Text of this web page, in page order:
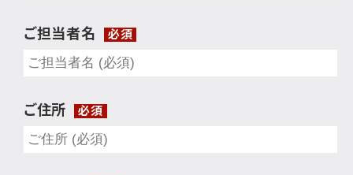
ご担当者名 必須
ご住所 必須